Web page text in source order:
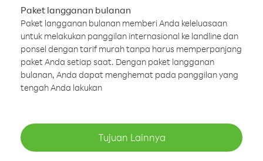
Paket langganan bulanan
Paket langganan bulanan memberi Anda keleluasaan
untuk melakukan panggilan internasional ke landline dan
ponsel dengan tarif murah tanpa harus memperpanjang
paket Anda setiap saat. Dengan paket langganan
bulanan, Anda dapat menghemat pada panggilan yang
tengah Anda lakukan
Tujuan Lainnya